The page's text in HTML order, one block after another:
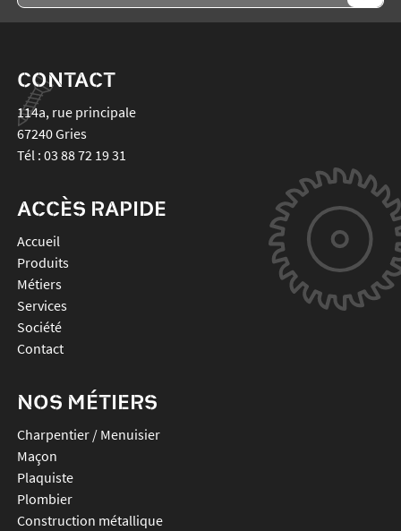
CONTACT
114a, rue principale
67240Gries
Tél : 03 88 72 19 31
ACCÈS RAPIDE
Accueil
Produits
Métiers
Services
Société
Contact
NOS MÉTIERS
Charpentier / Menuisier
Maçon
Plaquiste
Plombier
Construction métallique